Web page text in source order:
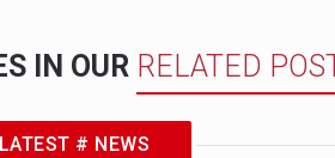
IN OUR RELATED
LATEST # NEWS